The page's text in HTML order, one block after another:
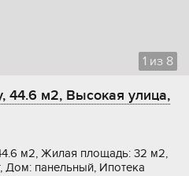
1 из 8
44.6 м2, Высокая улица,
м2, Жилая площадь: 32 м2,
Дом: панельный, Ипотека